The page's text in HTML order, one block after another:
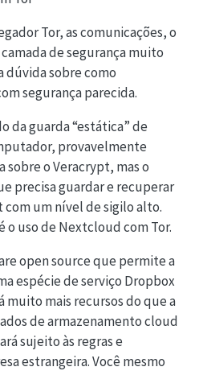
Tor, as comunicações, o
de segurança muito
dúvida sobre como
segurança parecida.
da guarda “estática” de
provavelmente
sobre o Veracrypt, mas o
precisa guardar e recuperar
um nível de sigilo alto.
o uso de Nextcloud com Tor.
open source que permite a
espécie de serviço Dropbox
muito mais recursos do que a
de armazenamento cloud
sujeito às regras e
estrangeira. Você mesmo